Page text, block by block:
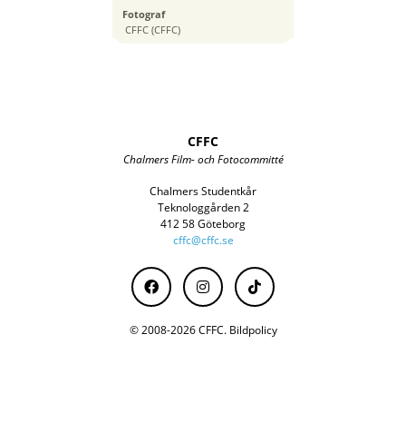
Fotograf
CFFC (CFFC)
Brännvidd
70 mm
CFFC
Chalmers Film- och Fotocommitté
Chalmers Studentkår
Teknologgården 2
412 58 Göteborg
cffc@cffc.se
© 2008-2026 CFFC. Bildpolicy